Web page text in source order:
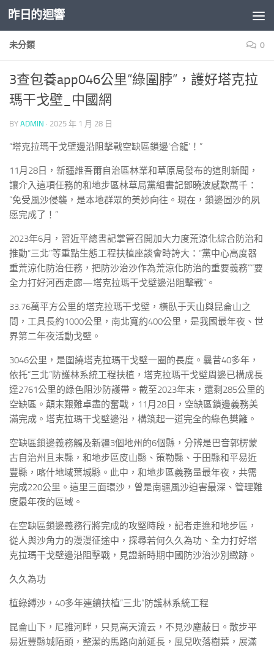
Skip to content
昨日的迴響
未分類 0
3查包養app046公里“綠圍脖”，護好塔克拉
瑪干戈壁_中國網
BY ADMIN · 2025 年 1 月 28 日
“塔克拉瑪干戈壁邊沿阻擊戰空缺區鎖邊‘合龍’！”
11月28日，新疆維吾爾自治區林業和草原局發布的這則新聞，
讓介入這項任務的和地步區林草局黨組書記鄧曉波感歎萬千：
“免受風沙侵襲，是本地群眾的美妙向往。現在，鎖邊固沙的夙
愿完成了！”
2023年6月，習近平總書記掌管召開加大力度荒涼化綜合防治和
推動“三北”等重點生態工程扶植座談會時誇大：“黨中心高度器
重荒涼化防治任務，把防沙治沙作為荒涼化防治的重要義務”“要
全力打好河西走廊—塔克拉瑪干戈壁邊沿阻擊戰”。
33.76萬平方公里的塔克拉瑪干戈壁，橫臥于天山與昆侖山之
間，工具長約1000公里，南北寬約400公里，是我國最年夜、世
界第二年夜活動戈壁。
3046公里，是圍繞塔克拉瑪干戈壁一圈的長度。曩昔40多年，
依托“三北”防護林系統工程扶植，塔克拉瑪干戈壁周邊已構成長
達2761公里的綠色阻沙防護帶。截至2023年末，還剩285公里的
空缺區。顛末艱難卓盡的奮戰，11月28日，空缺區鎖邊義務美
滿完成。塔克拉瑪干戈壁邊沿，構筑起一道完全的綠色樊籬。
空缺區鎖邊義務觸及新疆3個地州的6個縣，分辨是巴音郭楞蒙
古自治州且末縣，和地步區皮山縣、策勒縣、于田縣和平易近
豐縣，喀什地域葉城縣。此中，和地步區義務量最年夜，共需
完成220公里。這里三面環沙，曾是南疆風沙迫害最深、管理難
度最年夜的區域。
在空缺區鎖邊義務行將完成的攻堅時段，記者走進和地步區，
從人與沙角力的漫漫征途中，探尋若何久久為功、全力打好塔
克拉瑪干戈壁邊沿阻擊戰，見證新時期中國防沙治沙別緻跡。
久久為功
植綠縛沙，40多年連續扶植“三北”防護林系統工程
昆侖山下，尼雅河畔，只見高天流云，不見沙塵蔽日。散步平
易近豐縣城陌頭，整潔的馬路向前延長，風兒吹落樹葉，展滿